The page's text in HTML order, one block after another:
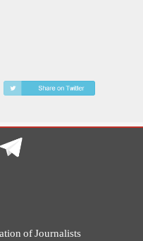
of Journalists